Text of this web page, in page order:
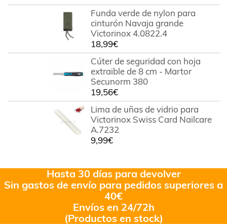
Funda verde de nylon para
cinturón Navaja grande
Victorinox 4.0822.4
18,99€
Cúter de seguridad con hoja
extraible de 8 cm - Martor
Secunorm 380
19,56€
Lima de uñas de vidrio para
Victorinox Swiss Card Nailcare
A.7232
9,99€
Hasta 30 días para devolver
Sin gastos de envío para pedidos superiores a
40€
Envíos en 24/72h
(Productos en stock)